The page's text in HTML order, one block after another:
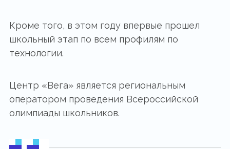
Кроме того, в этом году впервые прошел
школьный этап по всем профилям по
технологии.
Центр «Вега» является региональным
оператором проведения Всероссийской
олимпиады школьников.